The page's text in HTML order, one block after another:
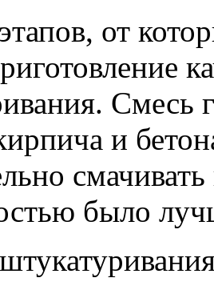
от
Смесь
и
было